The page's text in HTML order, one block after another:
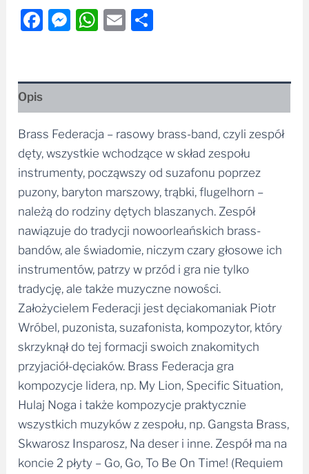
Facebook
Messenger
WhatsApp
Email
Opis
Brass Federacja – rasowy brass-band, czyli zespół
dęty, wszystkie wchodzące w skład zespołu
instrumenty, począwszy od suzafonu poprzez
puzony, baryton marszowy, trąbki, flugelhorn –
należą do rodziny dętych blaszanych. Zespół
nawiązuje do tradycji nowoorleańskich brass-
bandów, ale świadomie, niczym czary głosowe ich
instrumentów, patrzy w przód i gra nie tylko
tradycję, ale także muzyczne nowości.
Założycielem Federacji jest dęciakomaniak Piotr
Wróbel, puzonista, suzafonista, kompozytor, który
skrzyknął do tej formacji swoich znakomitych
przyjaciół-dęciaków. Brass Federacja gra
kompozycje lidera, np. My Lion, Specific Situation,
Hulaj Noga i także kompozycje praktycznie
wszystkich muzyków z zespołu, np. Gangsta Brass,
Skwarosz Insparosz, Na deser i inne. Zespół ma na
koncie 2 płyty – Go, Go, To Be On Time! (Requiem